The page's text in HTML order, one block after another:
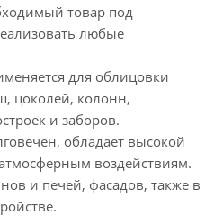
товар под
любые
для облицовки
цоколей, колонн,
и заборов.
обладает высокой
воздействиям.
и печей, фасадов, также в